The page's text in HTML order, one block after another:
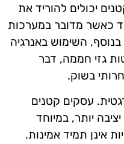
יכולים להוריד את
כאשר מדובר במערכות
השימוש באנרגיה
גזי חממה, דבר
בשוק.
עסקים קטנים
יותר, במיוחד
אינן תמיד אמינות.